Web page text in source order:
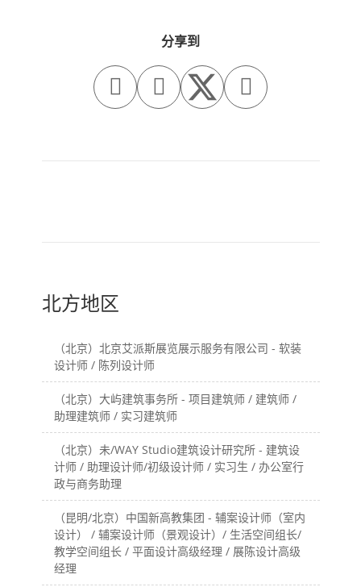
分享到
  
北方地区
（北京）北京艾派斯展览展示服务有限公司 - 软装
设计师 / 陈列设计师
（北京）大屿建筑事务所 - 项目建筑师 / 建筑师 /
助理建筑师 / 实习建筑师
（北京）未/WAY Studio建筑设计研究所 - 建筑设
计师 / 助理设计师/初级设计师 / 实习生 / 办公室行
政与商务助理
（昆明/北京）中国新高教集团 - 辅案设计师（室内
设计） / 辅案设计师（景观设计）/ 生活空间组长/
教学空间组长 / 平面设计高级经理 / 展陈设计高级
经理